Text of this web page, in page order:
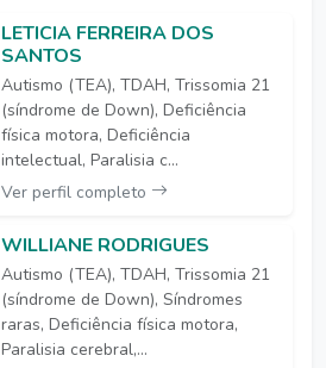
LETICIA FERREIRA DOS
SANTOS
Autismo (TEA), TDAH, Trissomia 21
(síndrome de Down), Deficiência
física motora, Deficiência
intelectual, Paralisia c...
Ver perfil completo
WILLIANE RODRIGUES
Autismo (TEA), TDAH, Trissomia 21
(síndrome de Down), Síndromes
raras, Deficiência física motora,
Paralisia cerebral,...